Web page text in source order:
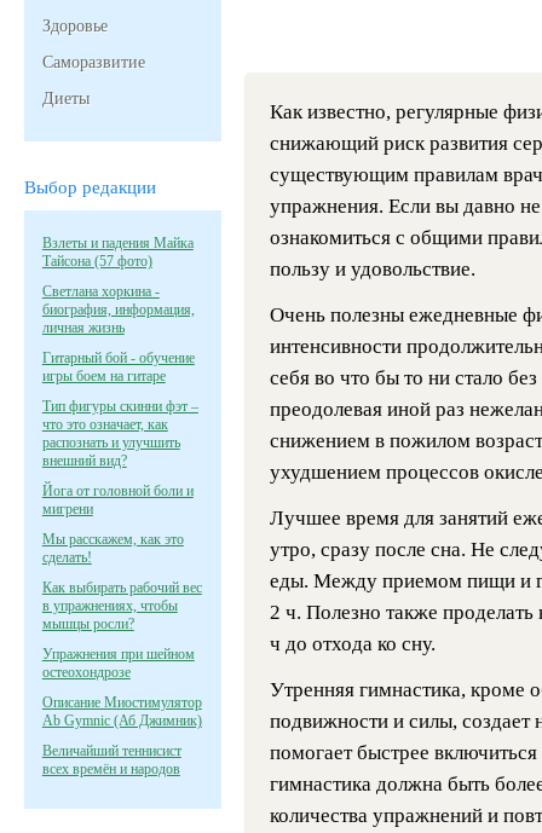
Здоровье
Саморазвитие
Диеты
Выбор редакции
Взлеты и падения Майка
Тайсона (57 фото)
Светлана хоркина -
биография, информация,
личная жизнь
Гитарный бой - обучение
игры боем на гитаре
Тип фигуры скинни фэт –
что это означает, как
распознать и улучшить
внешний вид?
Йога от головной боли и
мигрени
Мы расскажем, как это
сделать!
Как выбирать рабочий вес
в упражнениях, чтобы
мышцы росли?
Упражнения при шейном
остеохондрозе
Описание Миостимулятор
Ab Gymnic (Аб Джимник)
Величайший теннисист
всех времён и народов
Как известно, регулярные
снижающий риск развития
существующим правилам
упражнения. Если вы давно
ознакомиться с общими
пользу и удовольствие.
Очень полезны ежедневные
интенсивности
себя во что бы то ни стало
преодолевая иной раз
снижением в пожилом
ухудшением процессов
Лучшее время для занятий
утро, сразу после сна. Не
еды. Между приемом пищи и
2 ч. Полезно также
ч до отхода ко сну.
Утренняя гимнастика, кроме
подвижности и силы,
помогает быстрее
гимнастика должна быть
количества упражнений и